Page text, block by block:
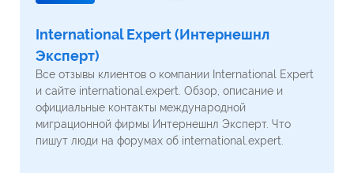
International Expert (Интернешнл
Эксперт)
Все отзывы клиентов о компании International Expert
и сайте international.expert. Обзор, описание и
официальные контакты международной
миграционной фирмы Интернешнл Эксперт. Что
пишут люди на форумах об international.expert.